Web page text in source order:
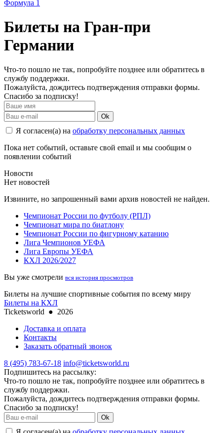
Формула 1
Билеты на Гран-при
Германии
Что-то пошло не так, попробуйте позднее или обратитесь в
службу поддержки.
Пожалуйста, дождитесь подтверждения отправки формы.
Спасибо за подписку!
Ok
Я согласен(а) на обработку персональных данных
Пока нет событий, оставьте свой email и мы сообщим о
появлении событий
Новости
Нет новостей
Извините, но запрошенный вами архив новостей не найден.
Чемпионат России по футболу (РПЛ)
Чемпионат мира по биатлону
Чемпионат России по фигурному катанию
Лига Чемпионов УЕФА
Лига Европы УЕФА
КХЛ 2026/2027
Вы уже смотрели вся история просмотров
Билеты на лучшие спортивные события по всему миру
Билеты на КХЛ
Ticketsworld ● 2026
Доставка и оплата
Контакты
Заказать обратный звонок
8 (495) 783-67-18 info@ticketsworld.ru
Подпишитесь на рассылку:
Что-то пошло не так, попробуйте позднее или обратитесь в
службу поддержки.
Пожалуйста, дождитесь подтверждения отправки формы.
Спасибо за подписку!
Ok